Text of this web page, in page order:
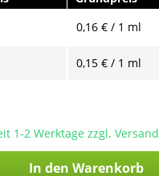
0,16 € / 1 ml
0,15 € / 1 ml
1-2 Werktage zzgl. Versand
In den Warenkorb